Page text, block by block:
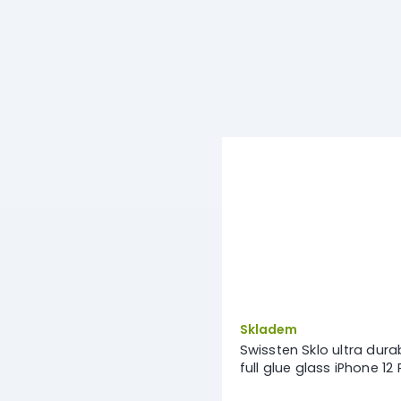
Swissten Sklo ultra
full glue glass iPhone 12
Skladem